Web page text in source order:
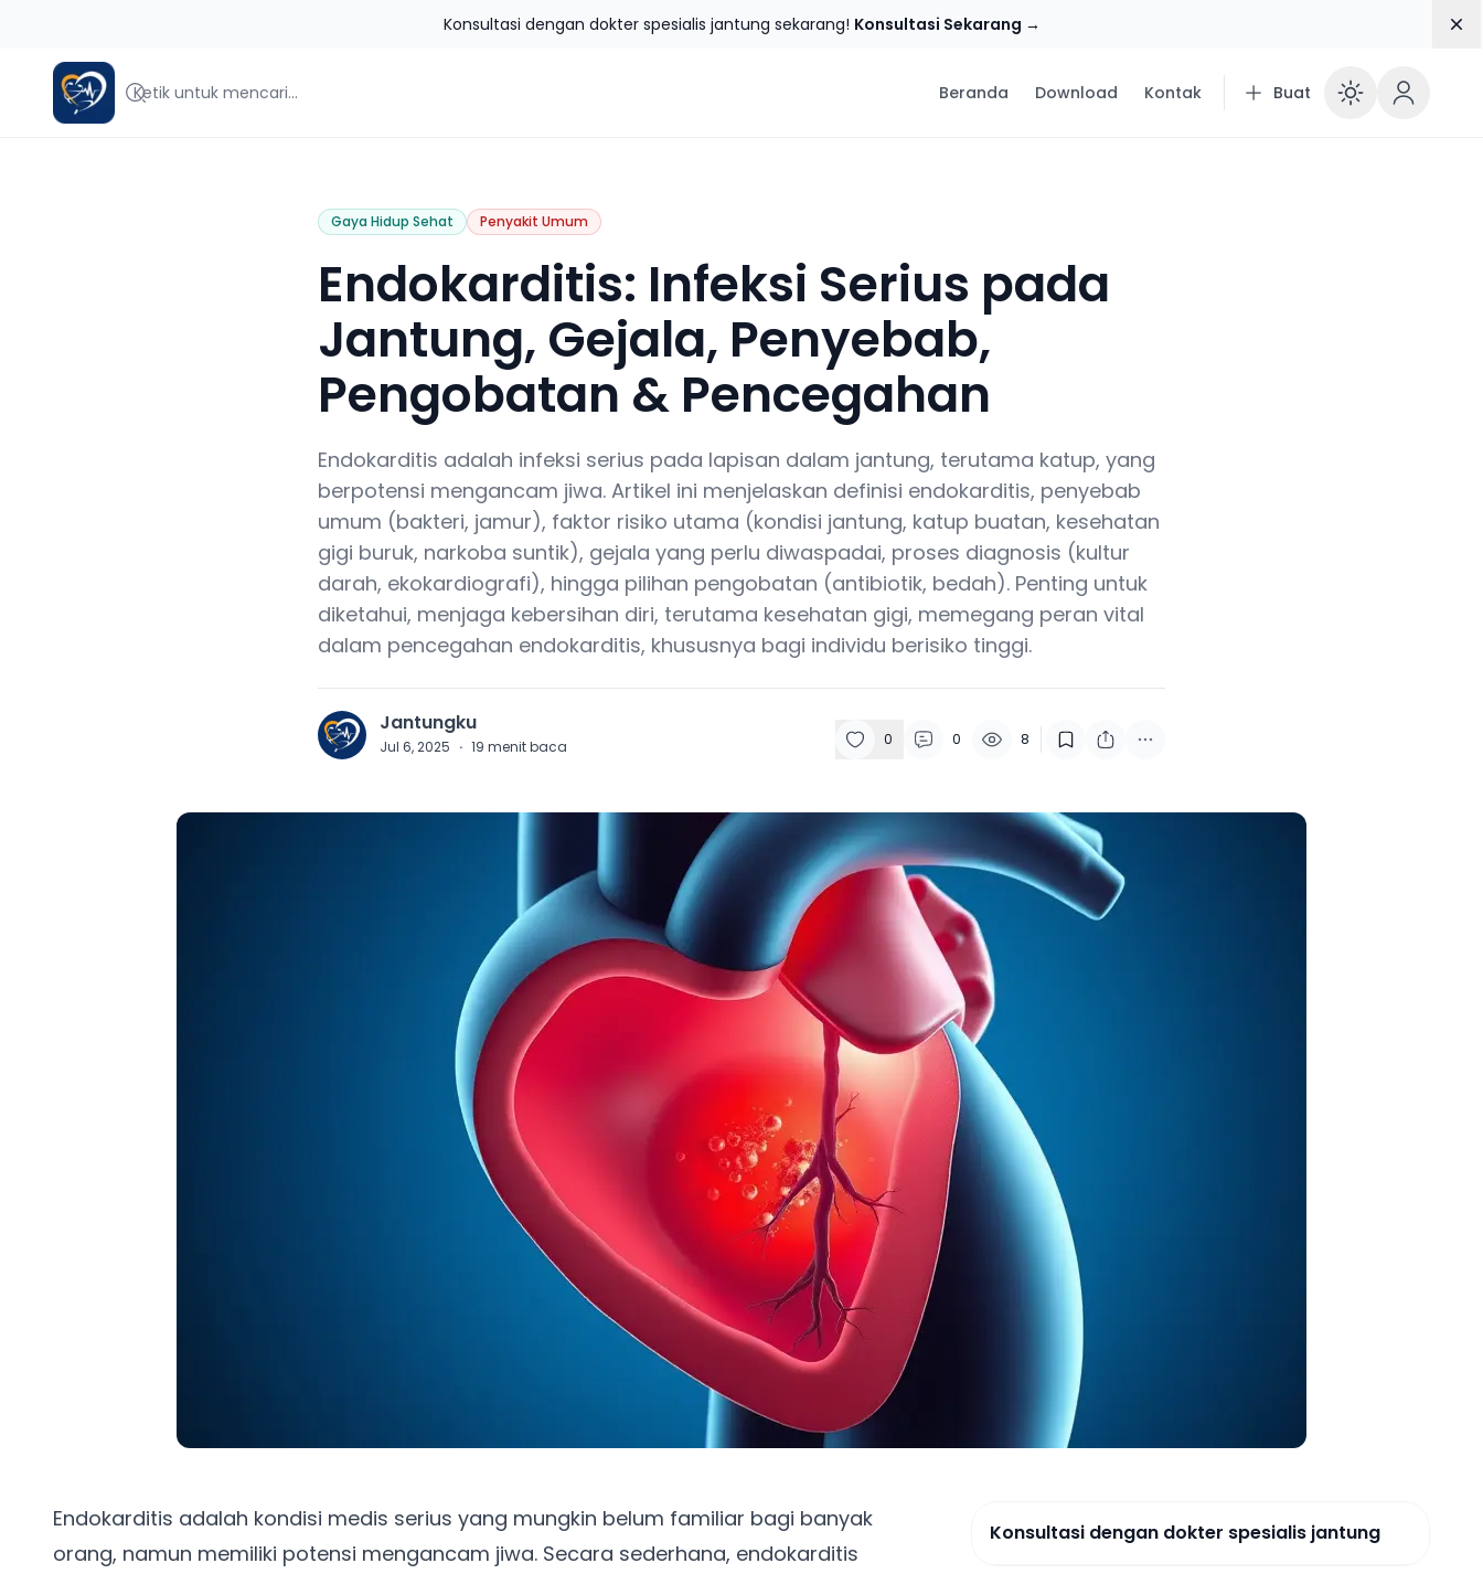
Konsultasi dengan dokter spesialis jantung sekarang! Konsultasi Sekarang →
Blog Jantungku
Beranda Download Kontak Buat Enable
Gaya Hidup Sehat Penyakit Umum
Endokarditis: Infeksi Serius pada
Jantung, Gejala, Penyebab,
Pengobatan & Pencegahan
Endokarditis adalah infeksi serius pada lapisan dalam jantung, terutama katup, yang
berpotensi mengancam jiwa. Artikel ini menjelaskan definisi endokarditis, penyebab
umum (bakteri, jamur), faktor risiko utama (kondisi jantung, katup buatan, kesehatan
gigi buruk, narkoba suntik), gejala yang perlu diwaspadai, proses diagnosis (kultur
darah, ekokardiografi), hingga pilihan pengobatan (antibiotik, bedah). Penting untuk
diketahui, menjaga kebersihan diri, terutama kesehatan gigi, memegang peran vital
dalam pencegahan endokarditis, khususnya bagi individu berisiko tinggi.
J Jantungku
Jul 6, 2025 · 19 menit baca 0 0 8
Endokarditis adalah kondisi medis serius yang mungkin belum familiar bagi banyak
orang, namun memiliki potensi mengancam jiwa. Secara sederhana, endokarditis
Konsultasi dengan dokter spesialis jantung